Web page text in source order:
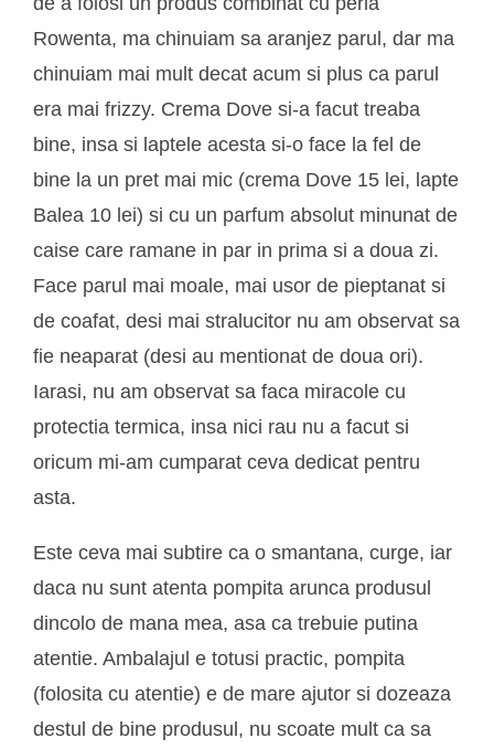
Rowenta, ma chinuiam sa aranjez parul, dar ma
chinuiam mai mult decat acum si plus ca parul
era mai frizzy. Crema Dove si-a facut treaba
bine, insa si laptele acesta si-o face la fel de
bine la un pret mai mic (crema Dove 15 lei, lapte
Balea 10 lei) si cu un parfum absolut minunat de
caise care ramane in par in prima si a doua zi.
Face parul mai moale, mai usor de pieptanat si
de coafat, desi mai stralucitor nu am observat sa
fie neaparat (desi au mentionat de doua ori).
Iarasi, nu am observat sa faca miracole cu
protectia termica, insa nici rau nu a facut si
oricum mi-am cumparat ceva dedicat pentru
asta.
Este ceva mai subtire ca o smantana, curge, iar
daca nu sunt atenta pompita arunca produsul
dincolo de mana mea, asa ca trebuie putina
atentie. Ambalajul e totusi practic, pompita
(folosita cu atentie) e de mare ajutor si dozeaza
destul de bine produsul, nu scoate mult ca sa